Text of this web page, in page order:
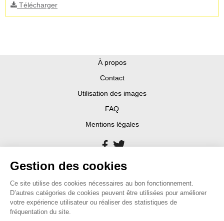
Télécharger
À propos
Contact
Utilisation des images
FAQ
Mentions légales
Gestion des cookies
Ce site utilise des cookies nécessaires au bon fonctionnement.
D’autres catégories de cookies peuvent être utilisées pour améliorer
votre expérience utilisateur ou réaliser des statistiques de
fréquentation du site.